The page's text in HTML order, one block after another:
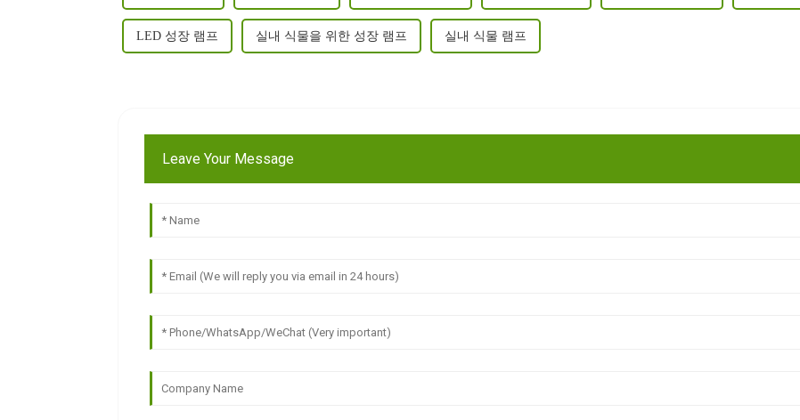
LED 성장 램프 실내 식물을 위한 성장 램프 실내 식물 램프
Leave Your Message